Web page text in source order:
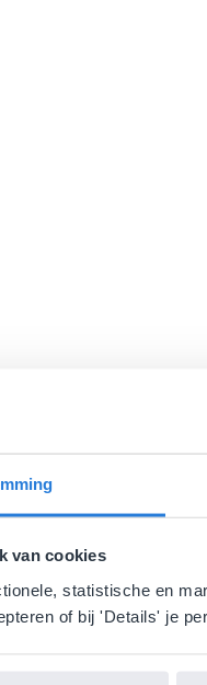
van cookies
statistische en
of bij 'Details' je